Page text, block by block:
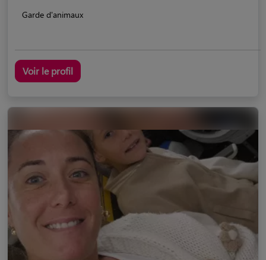
Garde d'animaux
Voir le profil